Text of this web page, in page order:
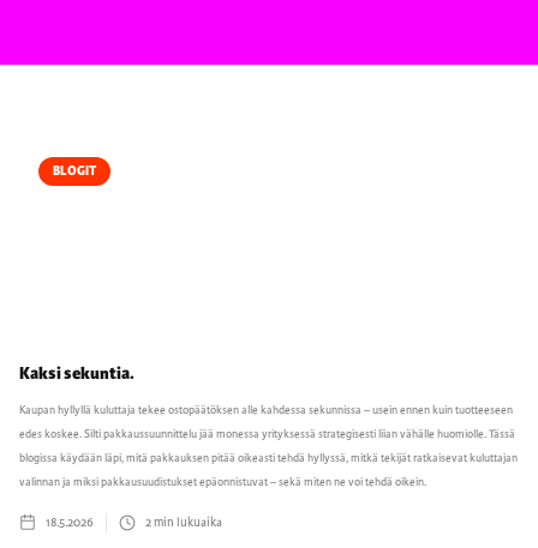
BLOGIT
Kaksi sekuntia.
Kaupan hyllyllä kuluttaja tekee ostopäätöksen alle kahdessa sekunnissa – usein ennen kuin tuotteeseen
edes koskee. Silti pakkaussuunnittelu jää monessa yrityksessä strategisesti liian vähälle huomiolle. Tässä
blogissa käydään läpi, mitä pakkauksen pitää oikeasti tehdä hyllyssä, mitkä tekijät ratkaisevat kuluttajan
valinnan ja miksi pakkausuudistukset epäonnistuvat – sekä miten ne voi tehdä oikein.
18.5.2026 2min lukuaika